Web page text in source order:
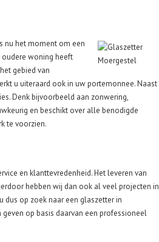
nu het moment om een
oudere woning heeft
gebied van
u uiteraard ook in uw portemonnee. Naast
Denk bijvoorbeeld aan zonwering,
en beschikt over alle benodigde
te voorzien.
en klanttevredenheid. Het leveren van
hebben wij dan ook al veel projecten in
dus op zoek naar een glaszetter in
op basis daarvan een professioneel